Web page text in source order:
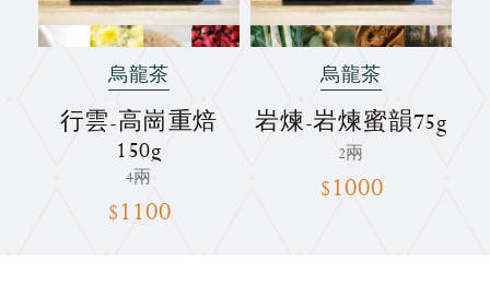
烏龍茶
行雲-高崗重焙
150g
4兩
$1100
烏龍茶
岩煉-岩煉蜜韻75g
2兩
$1000